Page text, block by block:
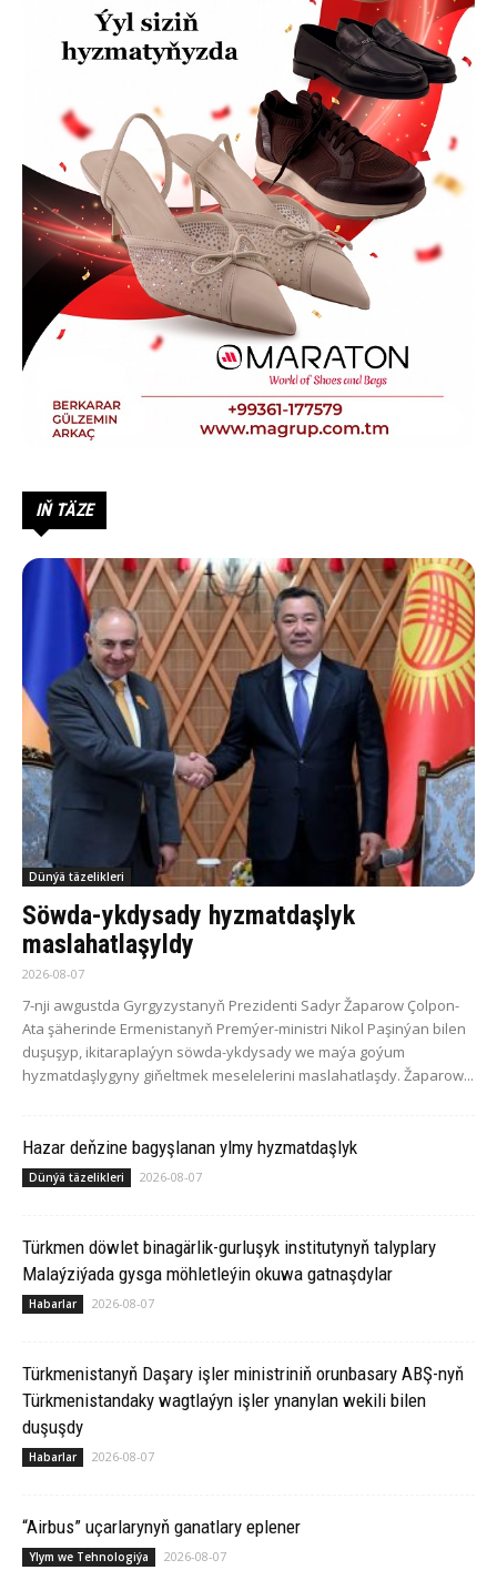
IŇ TÄZE
Dünýä täzelikleri
Söwda-ykdysady hyzmatdaşlyk
maslahatlaşyldy
2026-08-07
7-nji awgustda Gyrgyzystanyň Prezidenti Sadyr Žaparow Çolpon-
Ata şäherinde Ermenistanyň Premýer-ministri Nikol Paşinýan bilen
duşuşyp, ikitaraplaýyn söwda-ykdysady we maýa goýum
hyzmatdaşlygyny giňeltmek meselelerini maslahatlaşdy. Žaparow...
Hazar deňzine bagyşlanan ylmy hyzmatdaşlyk
Dünýä täzelikleri 2026-08-07
Türkmen döwlet binagärlik-gurluşyk institutynyň talyplary
Malaýziýada gysga möhletleýin okuwa gatnaşdylar
Habarlar 2026-08-07
Türkmenistanyň Daşary işler ministriniň orunbasary ABŞ-nyň
Türkmenistandaky wagtlaýyn işler ynanylan wekili bilen
duşuşdy
Habarlar 2026-08-07
“Airbus” uçarlarynyň ganatlary eplener
Ylym we Tehnologiýa 2026-08-07